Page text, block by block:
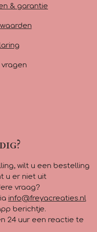
& garantie
wilt u een bestelling
u er niet uit
vraag?
info@freyacreaties.nl
berichtje.
24 uur een reactie te